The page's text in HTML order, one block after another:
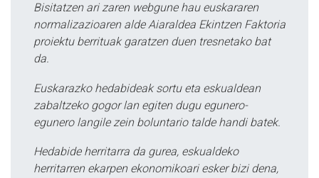
Bisitatzen ari zaren webgune hau euskararen
normalizazioaren alde Aiaraldea Ekintzen Faktoria
proiektu berrituak garatzen duen tresnetako bat
da.
Euskarazko hedabideak sortu eta eskualdean
zabaltzeko gogor lan egiten dugu egunero-
egunero langile zein boluntario talde handi batek.
Hedabide herritarra da gurea, eskualdeko
herritarren ekarpen ekonomikoari esker bizi dena,